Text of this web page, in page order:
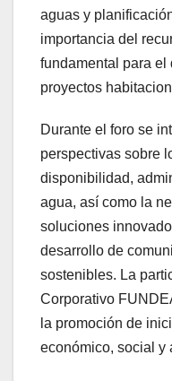
aguas y
importancia del
fundamental para
proyectos
Durante el foro se
perspectivas sobre
disponibilidad,
agua, así como la
soluciones
desarrollo de
sostenibles. La
Corporativo
la promoción de
económico, social y